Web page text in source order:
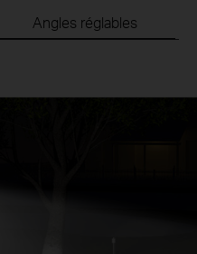
Angles réglables